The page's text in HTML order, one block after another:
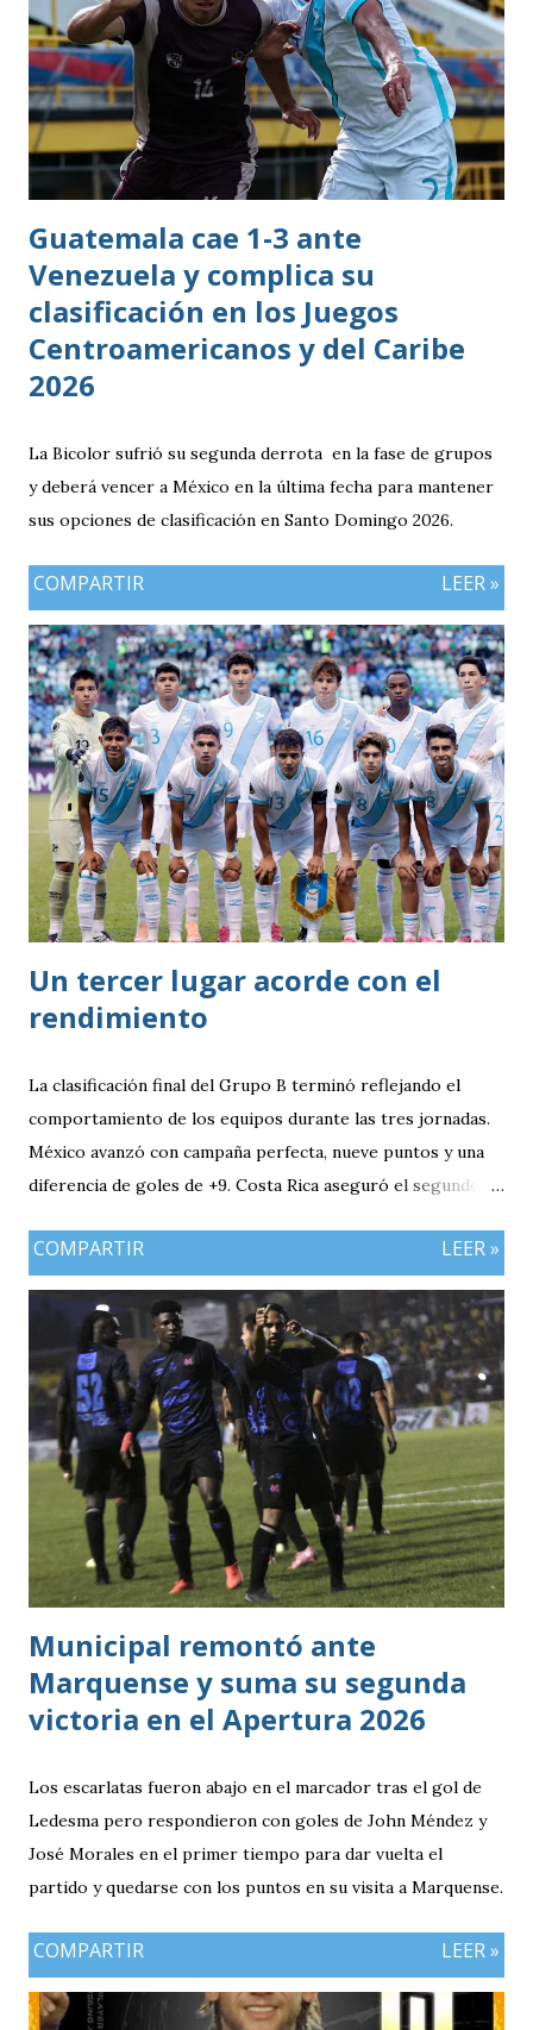
Guatemala cae 1-3 ante
Venezuela y complica su
clasificación en los Juegos
Centroamericanos y del Caribe
2026
La Bicolor sufrió su segunda derrota en la fase de grupos
y deberá vencer a México en la última fecha para mantener
sus opciones de clasificación en Santo Domingo 2026.
COMPARTIR LEER »
Un tercer lugar acorde con el
rendimiento
La clasificación final del Grupo B terminó reflejando el
comportamiento de los equipos durante las tres jornadas.
México avanzó con campaña perfecta, nueve puntos y una
diferencia de goles de +9. Costa Rica aseguró el segundo
tres puntos y diferencia de -1, mientras Antigua y Barbuda
cerró sin sumar. ¿Por qué Guatemala terminó tercera y
dependió de otros resultados? Porque el equipo solo
consiguió imponer condiciones frente al rival más débil del
grupo. En los dos partidos que definían la clasificación fue
superado en posesión, producción ofensiva y generación de
ocasiones de gol. La goleada frente a México terminó
siendo la consecuencia más visible de una diferencia que ya
se había manifestado ante Costa Rica y que obligó a la
Bicolor a llegar a la última jornada pendiente de otros
resultados, particularmente del de Honduras vs. Panamá.
COMPARTIR LEER »
Municipal remontó ante
Marquense y suma su segunda
victoria en el Apertura 2026
Los escarlatas fueron abajo en el marcador tras el gol de
Ledesma pero respondieron con goles de John Méndez y
José Morales en el primer tiempo para dar vuelta el
partido y quedarse con los puntos en su visita a Marquense.
COMPARTIR LEER »